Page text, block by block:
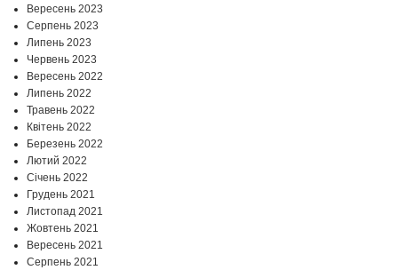
Вересень 2023
Серпень 2023
Липень 2023
Червень 2023
Вересень 2022
Липень 2022
Травень 2022
Квітень 2022
Березень 2022
Лютий 2022
Січень 2022
Грудень 2021
Листопад 2021
Жовтень 2021
Вересень 2021
Серпень 2021